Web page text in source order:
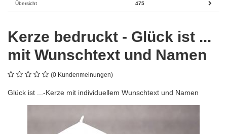
Übersicht
475
Kerze bedruckt - Glück ist ...
mit Wunschtext und Namen
(0 Kundenmeinungen)
Glück ist ...-Kerze mit individuellem Wunschtext und Namen